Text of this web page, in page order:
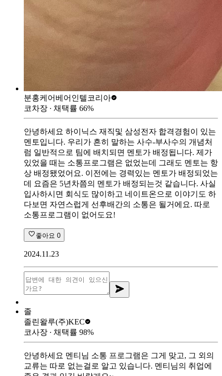
분홍케어베어 인텔코리아
코차장 ∙ 채택률 66%
안녕하세요 하이닉스 재직및 삼성전자 합격경험이 있는
멘토입니다. 우리가 흔히 말하는 사수-부사수의 개념처
럼 일반적으로 팀에 배치되면 멘토가 배정됩니다. 제가
있었을 때는 소통프로그램은 없었는데 그래도 멘토는 항
상 배정됐었어요. 이전에는 경력있는 멘토가 배정되었는
데 요즘은 5년차쯤의 멘토가 배정되는것 같습니다. 사실
입사하시면 회식도 많이하고 네이트온으로 이야기도 하
다보면 자연스럽게 선후배간의 소통은 될거에요. 따로
소통프로그램이 없어도요!
좋아요 0
2024.11.23
졸
졸린왈루(주)KEC
코사장 ∙ 채택률 98%
안녕하세요 멘티님 소통 프로그램은 그게 맞고, 그 외의
교류는 따로 없는걸로 알고 있습니다. 멘티님의 취업에